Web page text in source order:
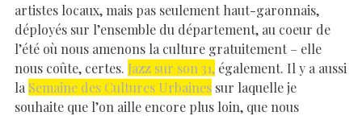
artistes locaux, mais pas seulement haut-garonnais,
déployés sur l’ensemble du département, au coeur de
l’été où nous amenons la culture gratuitement – elle
nous coûte, certes. Jazz sur son 31, également. Il y a aussi
la Semaine des Cultures Urbaines sur laquelle je
souhaite que l’on aille encore plus loin, que nous